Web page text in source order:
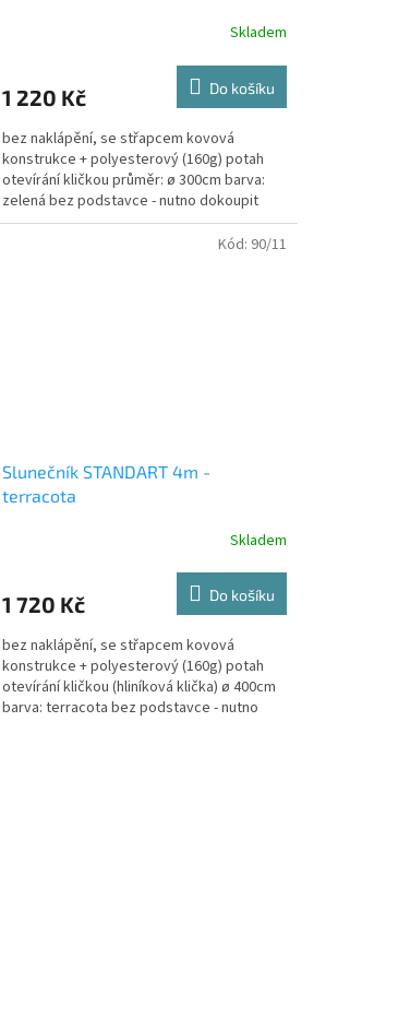
Skladem
1 220 Kč Do košíku
bez naklápění, se střapcem kovová
konstrukce + polyesterový (160g) potah
otevírání kličkou průměr: ø 300cm barva:
zelená bez podstavce - nutno dokoupit
rozměr kartonu:...
Slunečník STANDART 4m -
terracota
Skladem
1 720 Kč Do košíku
bez naklápění, se střapcem kovová
konstrukce + polyesterový (160g) potah
otevírání kličkou (hliníková klička) ø 400cm
barva: terracota bez podstavce - nutno
Kód: 90/11